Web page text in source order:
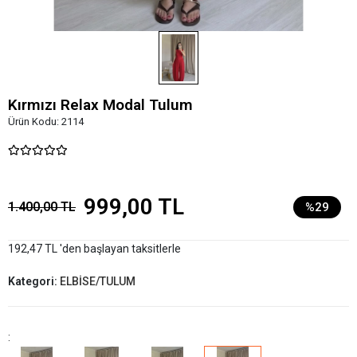
Kırmızı Relax Modal Tulum
Ürün Kodu: 2114
1.400,00 TL 999,00 TL %29
192,47 TL 'den başlayan taksitlerle
Kategori: ELBİSE/TULUM
: